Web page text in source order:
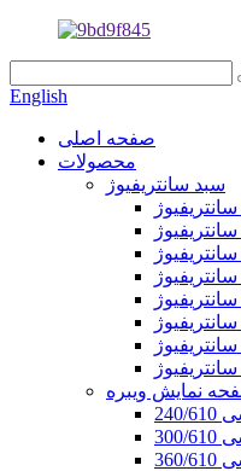
English
صفحه اصلی
محصولات
سبد سانتریفیوژ
نمایش ویبره